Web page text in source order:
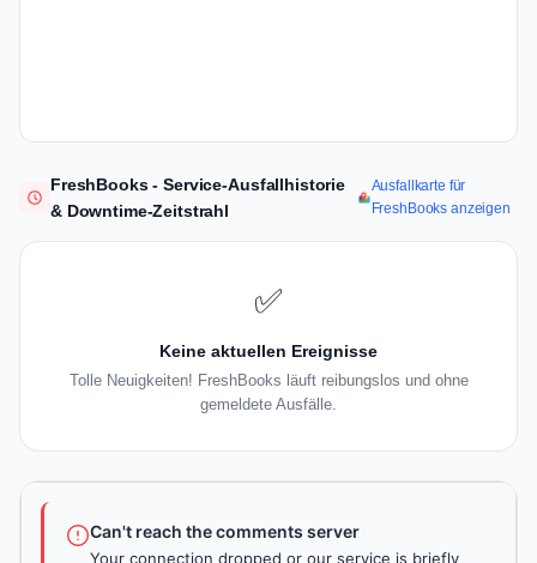
FreshBooks - Service-Ausfallhistorie
& Downtime-Zeitstrahl
Ausfallkarte für
FreshBooks anzeigen
✅
Keine aktuellen Ereignisse
Tolle Neuigkeiten! FreshBooks läuft reibungslos und ohne
gemeldete Ausfälle.
Can't reach the comments server
Your connection dropped or our service is briefly